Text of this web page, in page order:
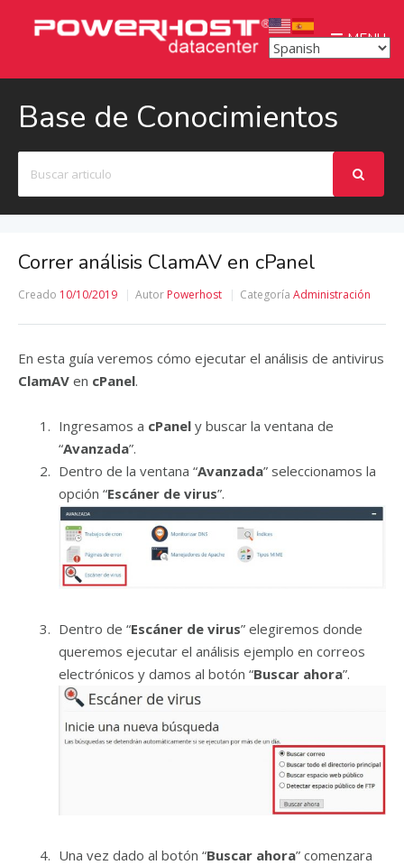
MENU
Base de Conocimientos
Correr análisis ClamAV en cPanel
Creado 10/10/2019 Autor Powerhost Categoría Administración
En esta guía veremos cómo ejecutar el análisis de antivirus
ClamAV en cPanel.
Ingresamos a cPanel y buscar la ventana de
“Avanzada”.
Dentro de la ventana “Avanzada” seleccionamos la
opción “Escáner de virus”.
Dentro de “Escáner de virus” elegiremos donde
queremos ejecutar el análisis ejemplo en correos
electrónicos y damos al botón “Buscar ahora”.
Una vez dado al botón “Buscar ahora” comenzara